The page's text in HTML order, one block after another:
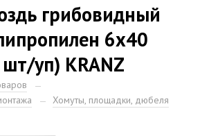
грибовидный
6х40
уп) KRANZ
Хомуты, площадки, дюбеля